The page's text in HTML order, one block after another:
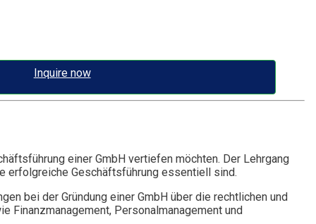
Inquire now
einer GmbH vertiefen möchten. Der Lehrgang
erfolgreiche Geschäftsführung essentiell sind.
bei der Gründung einer GmbH über die rechtlichen und
Finanzmanagement, Personalmanagement und